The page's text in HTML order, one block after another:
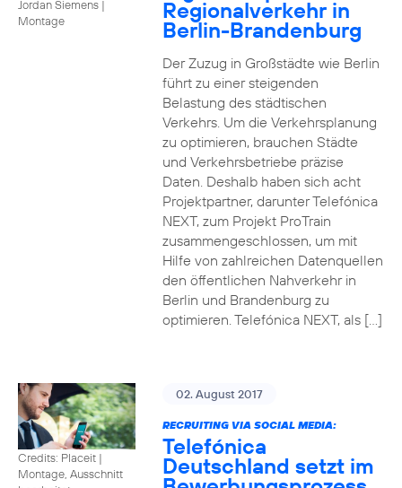
Jordan Siemens |
Montage
Regionalverkehr in
Berlin-Brandenburg
Der Zuzug in Großstädte wie Berlin
führt zu einer steigenden
Belastung des städtischen
Verkehrs. Um die Verkehrsplanung
zu optimieren, brauchen Städte
und Verkehrsbetriebe präzise
Daten. Deshalb haben sich acht
Projektpartner, darunter Telefónica
NEXT, zum Projekt ProTrain
zusammengeschlossen, um mit
Hilfe von zahlreichen Datenquellen
den öffentlichen Nahverkehr in
Berlin und Brandenburg zu
optimieren. Telefónica NEXT, als […]
Credits: Placeit |
Montage, Ausschnitt
02. August 2017
RECRUITING VIA SOCIAL MEDIA:
Telefónica
Deutschland setzt im